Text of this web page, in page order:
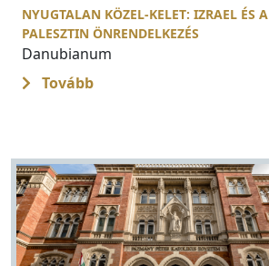
NYUGTALAN KÖZEL-KELET: IZRAEL ÉS A
PALESZTIN ÖNRENDELKEZÉS
Danubianum
Tovább